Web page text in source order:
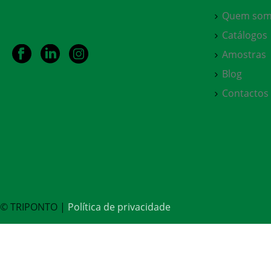
Quem
Catálogos
Amostras
Blog
Contactos
© TRIPONTO | Política de privacidade